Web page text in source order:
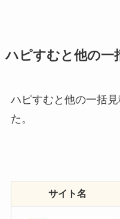
ハピすむと他の一
ハピすむと他の一括
た。
サイト名